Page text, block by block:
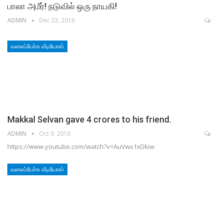
பாலா அமீர்! நடுவில் ஒரு நாயகி!
ADMIN Dec 23, 2016
வலைப்பேச்சு வீடியோஸ்
Makkal Selvan gave 4 crores to his friend.
ADMIN Oct 9, 2016
https://www.youtube.com/watch?v=AuVwx1xDkiw
வலைப்பேச்சு வீடியோஸ்